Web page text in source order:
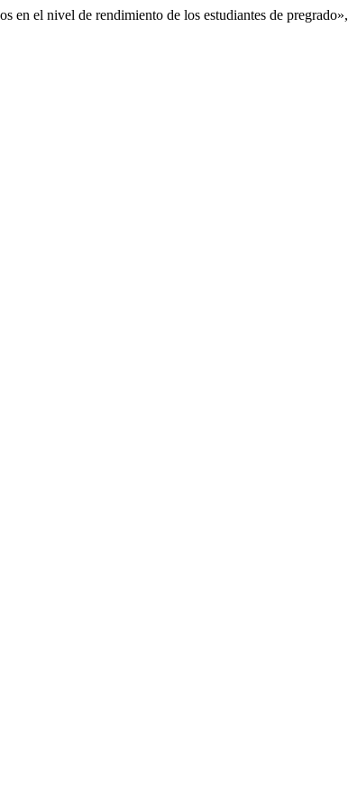
en el nivel de rendimiento de los estudiantes de pregrado»,